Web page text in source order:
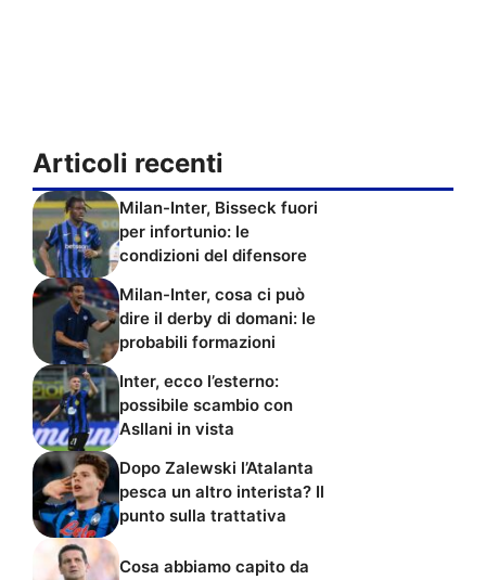
Milan-Inter, Bisseck fuori
per infortunio: le
condizioni del difensore
dire il derby di domani: le
probabili formazioni
possibile scambio con
Asllani in vista
pesca un altro interista? Il
punto sulla trattativa
Manchester City-Inter